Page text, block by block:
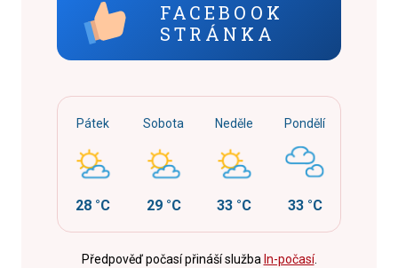
FACEBOOK
STRÁNKA
Pátek
28 °C
Sobota
29 °C
Neděle
33 °C
Pondělí
33 °C
Předpověď počasí přináší služba In-počasí.